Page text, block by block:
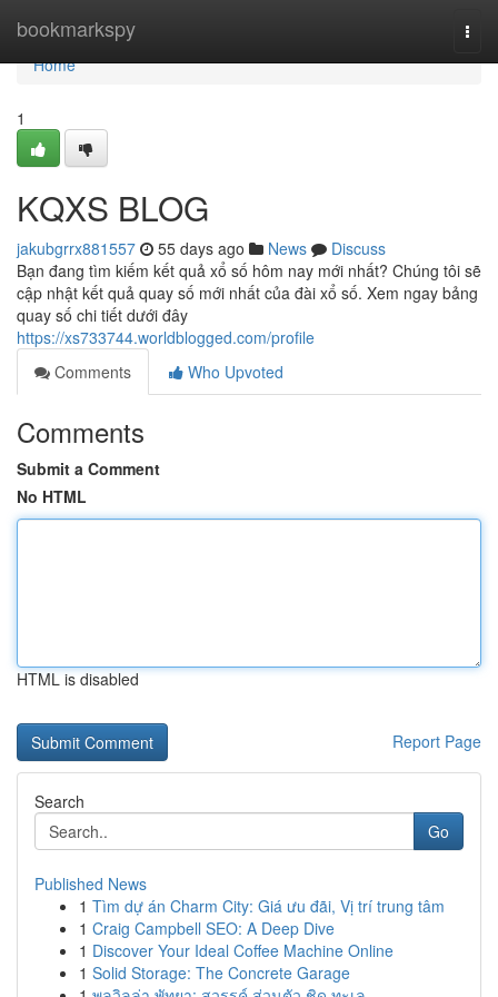
bookmarkspy
Home
Home
1
KQXS BLOG
jakubgrrx881557 55 days ago News
Discuss
Bạn đang tìm kiếm kết quả xổ số hôm nay mới nhất? Chúng tôi sẽ
cập nhật kết quả quay số mới nhất của đài xổ số. Xem ngay bảng
quay số chi tiết dưới đây
https://xs733744.worldblogged.com/profile
Comments
Who Upvoted
Comments
Submit a Comment
No HTML
HTML is disabled
Report Page
Search
Go
Published News
1 Tìm dự án Charm City: Giá ưu đãi, Vị trí trung tâm
1 Craig Campbell SEO: A Deep Dive
1 Discover Your Ideal Coffee Machine Online
1 Solid Storage: The Concrete Garage